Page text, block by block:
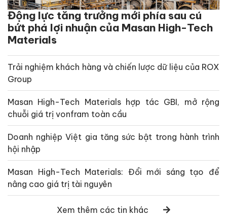
Động lực tăng trưởng mới phía sau cú
bứt phá lợi nhuận của Masan High-Tech
Materials
Trải nghiệm khách hàng và chiến lược dữ liệu của ROX
Group
Masan High-Tech Materials hợp tác GBI, mở rộng
chuỗi giá trị vonfram toàn cầu
Doanh nghiệp Việt gia tăng sức bật trong hành trình
hội nhập
Masan High-Tech Materials: Đổi mới sáng tạo để
nâng cao giá trị tài nguyên
Xem thêm các tin khác